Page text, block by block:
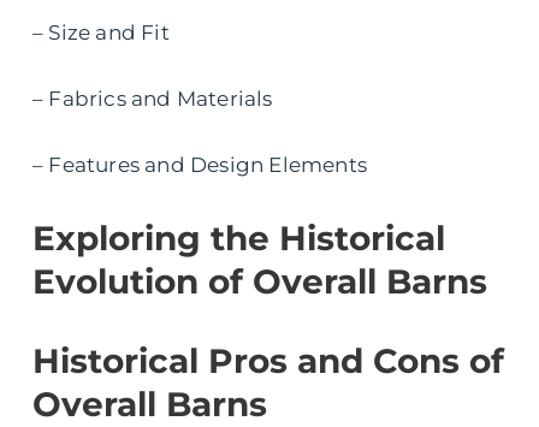
– Size and Fit
– Fabrics and Materials
– Features and Design Elements
Exploring the Historical
Evolution of Overall Barns
Historical Pros and Cons of
Overall Barns